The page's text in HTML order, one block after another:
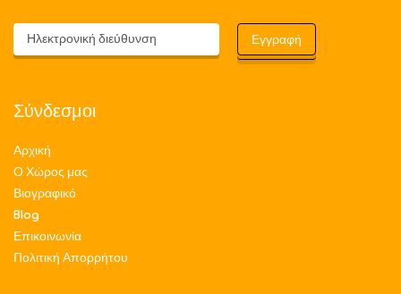
Σύνδεσμοι
Αρχική
Ο Χώρος μας
Βιογραφικό
Blog
Επικοινωνία
Πολιτική Απορρήτου